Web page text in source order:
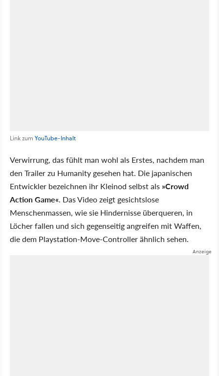
Link zum YouTube-Inhalt
Verwirrung, das fühlt man wohl als Erstes, nachdem man
den Trailer zu Humanity gesehen hat. Die japanischen
Entwickler bezeichnen ihr Kleinod selbst als »Crowd
Action Game«. Das Video zeigt gesichtslose
Menschenmassen, wie sie Hindernisse überqueren, in
Löcher fallen und sich gegenseitig angreifen mit Waffen,
die dem Playstation-Move-Controller ähnlich sehen.